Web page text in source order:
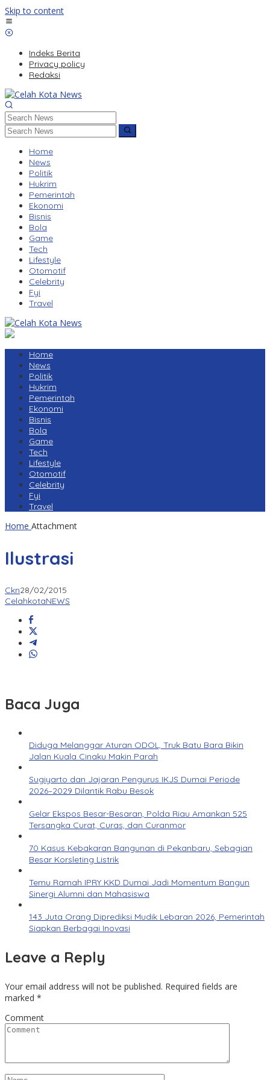
Skip to content
Indeks Berita
Privacy policy
Redaksi
Home
News
Politik
Hukrim
Pemerintah
Ekonomi
Bisnis
Bola
Game
Tech
Lifestyle
Otomotif
Celebrity
Fyi
Travel
Home
News
Politik
Hukrim
Pemerintah
Ekonomi
Bisnis
Bola
Game
Tech
Lifestyle
Otomotif
Celebrity
Fyi
Travel
Home Attachment
Ilustrasi
Ckn28/02/2015
CelahkotaNEWS
Baca Juga
Diduga Melanggar Aturan ODOL, Truk Batu Bara Bikin
Jalan Kuala Cinaku Makin Parah
Sugiyarto dan Jajaran Pengurus IKJS Dumai Periode
2026–2029 Dilantik Rabu Besok
Gelar Ekspos Besar-Besaran, Polda Riau Amankan 525
Tersangka Curat, Curas, dan Curanmor
70 Kasus Kebakaran Bangunan di Pekanbaru, Sebagian
Besar Korsleting Listrik
Temu Ramah IPRY KKD Dumai Jadi Momentum Bangun
Sinergi Alumni dan Mahasiswa
143 Juta Orang Diprediksi Mudik Lebaran 2026, Pemerintah
Siapkan Berbagai Inovasi
Leave a Reply
Your email address will not be published. Required fields are
marked *
Comment